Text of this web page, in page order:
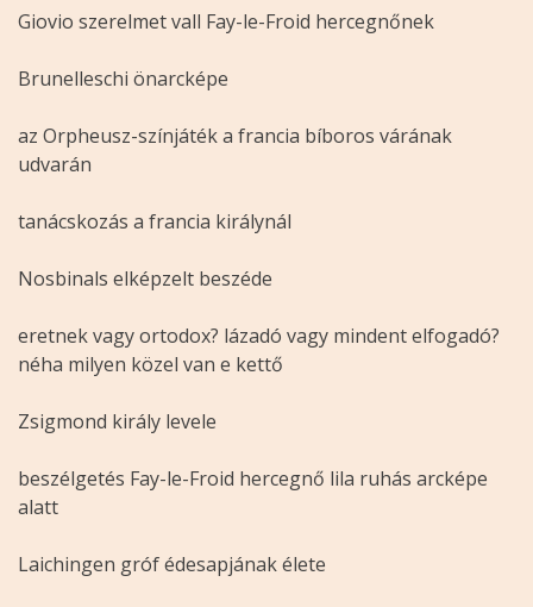
Giovio szerelmet vall Fay-le-Froid hercegnőnek
Brunelleschi önarcképe
az Orpheusz-színjáték a francia bíboros várának
udvarán
tanácskozás a francia királynál
Nosbinals elképzelt beszéde
eretnek vagy ortodox? lázadó vagy mindent elfogadó?
néha milyen közel van e kettő
Zsigmond király levele
beszélgetés Fay-le-Froid hercegnő lila ruhás arcképe
alatt
Laichingen gróf édesapjának élete